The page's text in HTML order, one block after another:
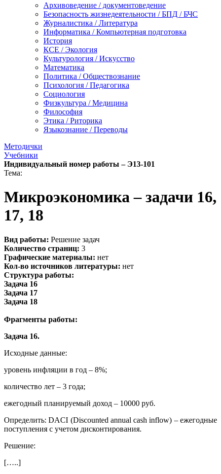
Архивоведение / документоведение
Безопасность жизнедеятельности / БПД / БЧС
Журналистика / Литература
Информатика / Компьютерная подготовка
История
КСЕ / Экология
Культурология / Искусство
Математика
Политика / Обществознание
Психология / Педагогика
Социология
Физкультура / Медицина
Философия
Этика / Риторика
Языкознание / Переводы
Методички
Учебники
Индивидуальный номер работы – Э13-101
Тема:
Микроэкономика – задачи 16,
17, 18
Вид работы: Решение задач
Количество страниц: 3
Графические материалы: нет
Кол-во источников литературы: нет
Структура работы:
Задача 16
Задача 17
Задача 18
Фрагменты работы:
Задача 16.
Исходные данные:
уровень инфляции в год – 8%;
количество лет – 3 года;
ежегодный планируемый доход – 10000 руб.
Определить: DACI (Discounted annual cash inflow) – ежегодные
поступления с учетом дисконтирования.
Решение:
[…..]